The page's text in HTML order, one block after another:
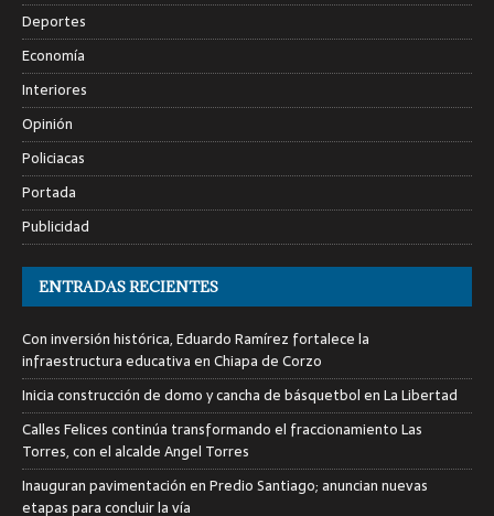
Deportes
Economía
Interiores
Opinión
Policiacas
Portada
Publicidad
ENTRADAS RECIENTES
Con inversión histórica, Eduardo Ramírez fortalece la
infraestructura educativa en Chiapa de Corzo
Inicia construcción de domo y cancha de básquetbol en La Libertad
Calles Felices continúa transformando el fraccionamiento Las
Torres, con el alcalde Angel Torres
Inauguran pavimentación en Predio Santiago; anuncian nuevas
etapas para concluir la vía